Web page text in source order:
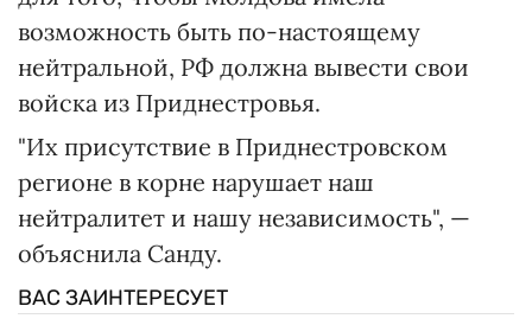
возможность быть по-настоящему
нейтральной, РФ должна вывести свои
войска из Приднестровья.
"Их присутствие в Приднестровском
регионе в корне нарушает наш
нейтралитет и нашу независимость", —
объяснила Санду.
ВАС ЗАИНТЕРЕСУЕТ